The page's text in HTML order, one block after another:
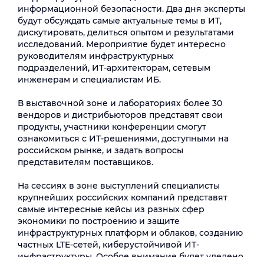
информационной безопасности. Два дня эксперты
будут обсуждать самые актуальные темы в ИТ,
дискутировать, делиться опытом и результатами
исследований. Мероприятие будет интересно
руководителям инфраструктурных
подразделений, ИТ-архитекторам, сетевым
инженерам и специалистам ИБ.
В выставочной зоне и лабораториях более 30
вендоров и дистрибьюторов представят свои
продукты, участники конференции смогут
ознакомиться с ИТ-решениями, доступными на
российском рынке, и задать вопросы
представителям поставщиков.
На сессиях в зоне выступлений специалисты
крупнейших российских компаний представят
самые интересные кейсы из разных сфер
экономики по построению и защите
инфраструктурных платформ и облаков, созданию
частных LTE-сетей, киберустойчивой ИТ-